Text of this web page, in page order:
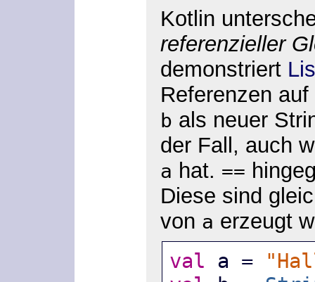
Kotlin
referenzieller
demonstriert
Referenzen
b als neuer
der Fall, auch
a hat. ==
Diese sind
von a erzeugt
val a =